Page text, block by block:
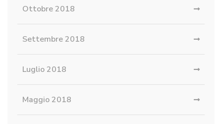
Ottobre 2018
Settembre 2018
Luglio 2018
Maggio 2018